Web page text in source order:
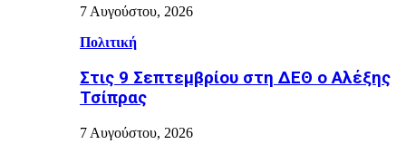
7 Αυγούστου, 2026
Πολιτική
Στις 9 Σεπτεμβρίου στη ΔΕΘ ο Αλέξης
Τσίπρας
7 Αυγούστου, 2026